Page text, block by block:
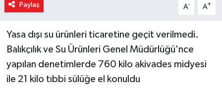
Paylaş A- A+
Yasa dışı su ürünleri ticaretine geçit verilmedi.
Balıkçılık ve Su Ürünleri Genel Müdürlüğü'nce
yapılan denetimlerde 760 kilo akivades midyesi
ile 21 kilo tıbbi sülüğe el konuldu